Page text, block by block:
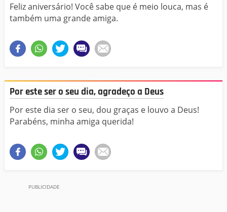
Feliz aniversário! Você sabe que é meio louca, mas é
também uma grande amiga.
Por este ser o seu dia, agradeço a Deus
Por este dia ser o seu, dou graças e louvo a Deus!
Parabéns, minha amiga querida!